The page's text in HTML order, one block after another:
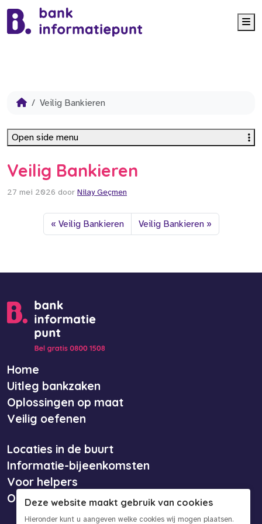
Veilig Bankieren
Veilig Bankieren
27 mei 2026 door Nilay Geçmen
Veilig Bankieren Veilig Bankieren
Open side menu
Home
Uitleg bankzaken
Oplossingen op maat
Veilig oefenen
Locaties in de buurt
Informatie-bijeenkomsten
Voor helpers
Over ons
Deze website maakt gebruik van cookies
Hieronder kunt u aangeven welke cookies wij mogen plaatsen.